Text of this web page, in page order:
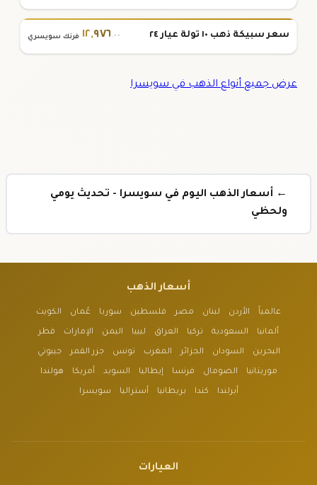
سعر سبيكة ذهب ١٠ تولة عيار ٢٤ ١٢,٩٧٦.٠٠ فرنك سويسري
عرض جميع أنواع الذهب في سويسرا
← أسعار الذهب اليوم في سويسرا - تحديث يومي
ولحظي
أسعار الذهب
عالمياً الأردن لبنان مصر فلسطين سوريا عُمان الكويت
ألمانيا السعودية تركيا العراق ليبيا اليمن الإمارات قطر
البحرين السودان الجزائر المغرب تونس جزر القمر جيبوتي
موريتانيا الصومال فرنسا إيطاليا السويد أمريكا هولندا
أيرلندا كندا بريطانيا أستراليا سويسرا
العيارات